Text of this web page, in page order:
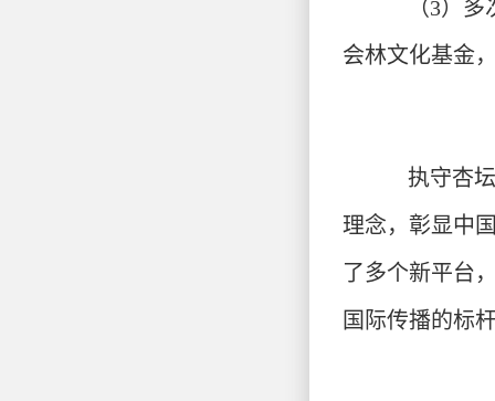
（3）
会林文化基金
执守杏
理念，彰显中
了多个新平台
国际传播的标